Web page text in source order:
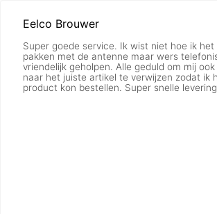
Eelco Brouwer
Super goede service. Ik wist niet hoe ik het
pakken met de antenne maar wers
vriendelijk geholpen. Alle geduld om mij
naar het juiste artikel te verwijzen zodat ik
product kon bestellen. Super snelle